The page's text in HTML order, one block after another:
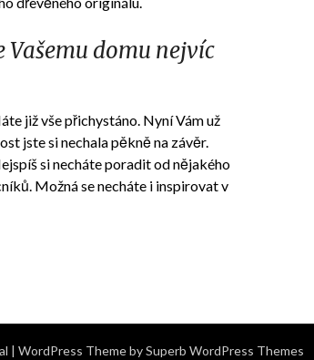
Vašemu domu nejvíc
již vše přichystáno. Nyní Vám už
jste si nechala pěkně na závěr.
si necháte poradit od nějakého
Možná se necháte i inspirovat v
| WordPress Theme bySuperb WordPress Themes